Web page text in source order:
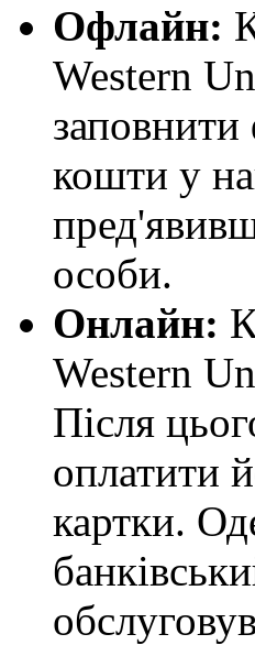
Офлайн:
Western
кошти у
особи.
Онлайн:
Western
Після
оплатити
картки.